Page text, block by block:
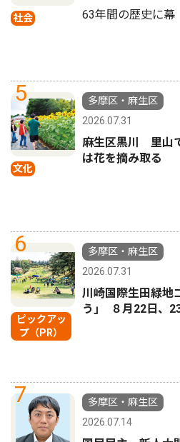
社会
63年間の歴史に幕
5
文化
多摩区・麻生区
2026.07.31
麻生区黒川 里山
は花を摘み取る
6
ピックアッ
プ（PR）
多摩区・麻生区
2026.07.31
川崎国際生田緑
う｣ ８月22日、
7
多摩区・麻生区
2026.07.14